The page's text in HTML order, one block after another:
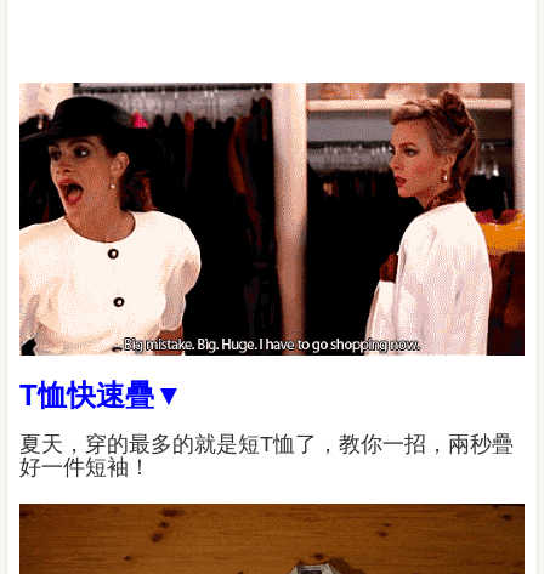
T恤快速疊▼
夏天，穿的最多的就是短T恤了，教你一招，兩秒疊
好一件短袖！